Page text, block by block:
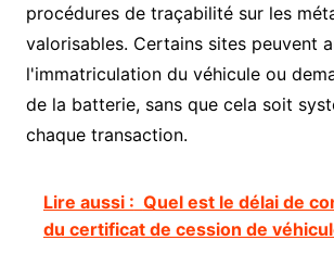
procédures de traçabilité sur les
valorisables. Certains sites peuvent
l'immatriculation du véhicule ou
de la batterie, sans que cela soit
chaque transaction.
Lire aussi : Quel est le délai de
du certificat de cession de